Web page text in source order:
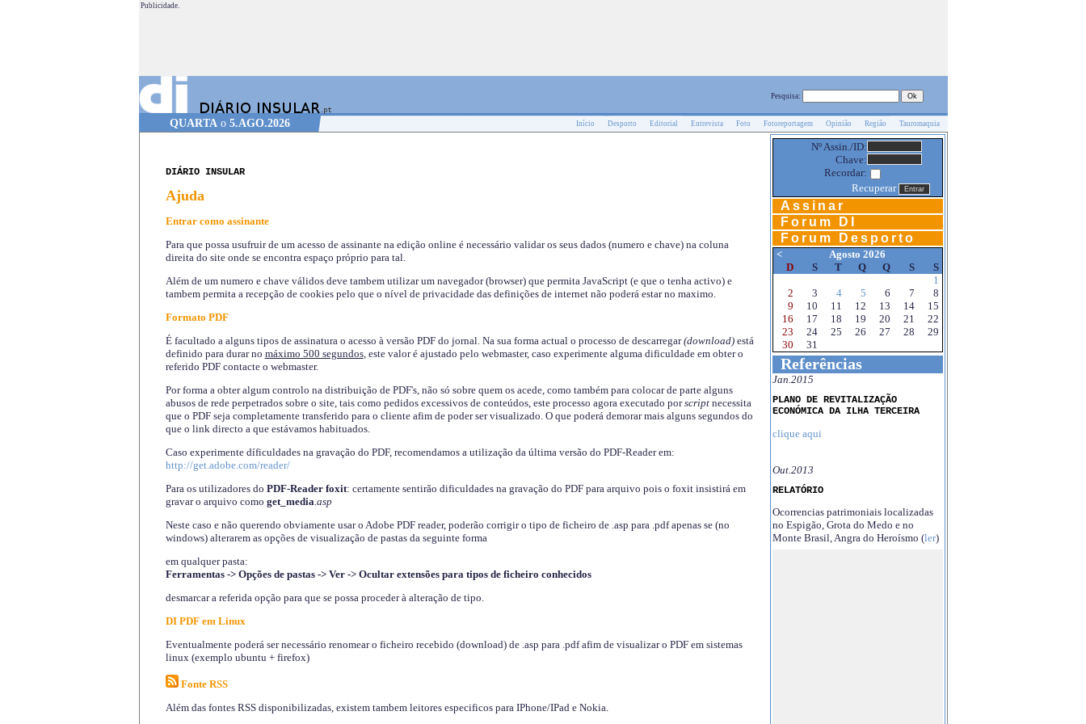
Publicidade.
Pesquisa:
QUARTAo 5.AGO.2026 Início Desporto Editorial Entrevista Foto Fotoreportagem Opinião Região Tauromaquia
DIÁRIO INSULAR
Ajuda
Entrar como assinante
Para que possa usufruir de um acesso de assinante na edição online é necessário validar os seus dados (numero e chave) na coluna
direita do site onde se encontra espaço próprio para tal.
Além de um numero e chave válidos deve tambem utilizar um navegador (browser) que permita JavaScript (e que o tenha activo) e
tambem permita a recepção de cookies pelo que o nível de privacidade das definições de internet não poderá estar no maximo.
Formato PDF
É facultado a alguns tipos de assinatura o acesso à versão PDF do jornal. Na sua forma actual o processo de descarregar(download)está
definido para durar no máximo 500 segundos, este valor é ajustado pelo webmaster, caso experimente alguma dificuldade em obter o
referido PDF contacte o webmaster.
Por forma a obter algum controlo na distribuição de PDF's, não só sobre quem os acede, como também para colocar de parte alguns
abusos de rede perpetrados sobre o site, tais como pedidos excessivos de conteúdos, este processo agora executado porscriptnecessita
que o PDF seja completamente transferido para o cliente afim de poder ser visualizado. O que poderá demorar mais alguns segundos do
que o link directo a que estávamos habituados.
Caso experimente díficuldades na gravação do PDF, recomendamos a utilização da última versão do PDF-Reader em:
http://get.adobe.com/reader/
Para os utilizadores do PDF-Reader foxit: certamente sentirão dificuldades na gravação do PDF para arquivo pois o foxit insistirá em
gravar o arquivo como get_media.asp
Neste caso e não querendo obviamente usar o Adobe PDF reader, poderão corrigir o tipo de ficheiro de .asp para .pdf apenas se (no
windows) alterarem as opções de visualização de pastas da seguinte forma
em qualquer pasta:
Ferramentas -> Opções de pastas -> Ver -> Ocultar extensões para tipos de ficheiro conhecidos
desmarcar a referida opção para que se possa proceder à alteração de tipo.
DI PDF em Linux
Eventualmente poderá ser necessário renomear o ficheiro recebido (download) de .asp para .pdf afim de visualizar o PDF em sistemas
linux (exemplo ubuntu + firefox)
Fonte RSS
Além das fontes RSS disponibilizadas, existem tambem leitores especificos para IPhone/IPad e Nokia.
Nº Assin./ID:
Chave:
Recordar:
Recuperar
Assinar
Forum DI
Forum Desporto
<
Agosto 2026
D
S T Q Q S
S
1
2
3 4 5 6 7
8
9
10 11 12 13 14
15
16
17 18 19 20 21
22
23
24 25 26 27 28
29
30
31
Referências
Jan.2015
PLANO DE REVITALIZAÇÃO
ECONÓMICA DA ILHA TERCEIRA
clique aqui
Out.2013
RELATÓRIO
Ocorrencias patrimoniais localizadas
no Espigão, Grota do Medo e no
Monte Brasil, Angra do Heroísmo (ler)